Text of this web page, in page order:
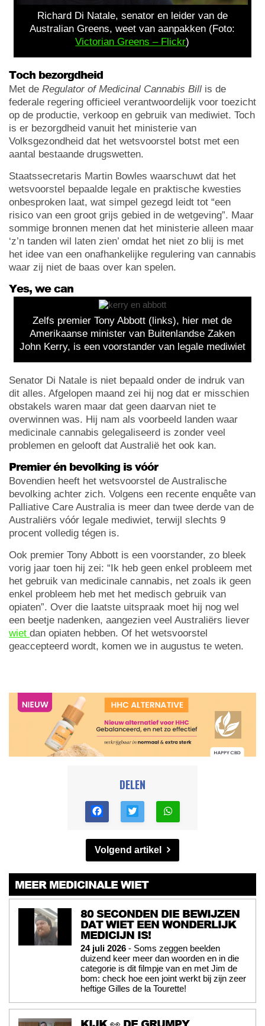
Richard Di Natale, senator en leider van de
Australian Greens, weet van aanpakken (Foto:
Victorian Greens – Flickr)
Toch bezorgdheid
Met de Regulator of Medicinal Cannabis Bill is de
federale regering officieel verantwoordelijk voor toezicht
op de productie, verkoop en gebruik van mediwiet. Toch
is er bezorgdheid vanuit het ministerie van
Volksgezondheid dat het wetsvoorstel botst met een
aantal bestaande drugswetten.
Staatssecretaris Martin Bowles waarschuwt dat het
wetsvoorstel bepaalde legale en praktische kwesties
onbesproken laat, wat simpel gezegd leidt tot “een
risico van een groot grijs gebied in de wetgeving”. Maar
sommige bronnen menen dat het ministerie alleen maar
‘z’n tanden wil laten zien’ omdat het niet zo blij is met
het idee van een onafhankelijke regulering van cannabis
waar zij niet de baas over kan spelen.
Yes, we can
Zelfs premier Tony Abbott (links), hier met de
Amerikaanse minister van Buitenlandse Zaken
John Kerry, is een voorstander van legale mediwiet
Senator Di Natale is niet bepaald onder de indruk van
dit alles. Afgelopen maand zei hij nog dat er misschien
obstakels waren maar dat geen daarvan niet te
overwinnen was. Hij nam als voorbeeld landen waar
medicinale cannabis gelegaliseerd is zonder veel
problemen en gelooft dat Australië het ook kan.
Premier én bevolking is vóór
Bovendien heeft het wetsvoorstel de Australische
bevolking achter zich. Volgens een recente enquête van
Palliative Care Australia is meer dan twee derde van de
Australiërs vóór legale mediwiet, terwijl slechts 9
procent volledig tégen is.
Ook premier Tony Abbott is een voorstander, zo bleek
vorig jaar toen hij zei: “Ik heb geen enkel probleem met
het gebruik van medicinale cannabis, net zoals ik geen
enkel probleem heb met het medisch gebruik van
opiaten”. Over die laatste uitspraak moet hij nog wel
een beetje nadenken, aangezien veel Australiërs liever
wiet dan opiaten hebben. Of het wetsvoorstel
geaccepteerd wordt, komen we in augustus te weten.
DELEN
Volgend artikel
MEER MEDICINALE WIET
80 SECONDEN DIE BEWIJZEN
DAT WIET EEN WONDERLIJK
MEDICIJN IS!
24 juli 2026 - Soms zeggen beelden
duizend keer meer dan woorden en in die
categorie is dit filmpje van en met Jim de
bom: check hoe een joint werkt bij zijn zeer
heftige Gilles de la Tourette!